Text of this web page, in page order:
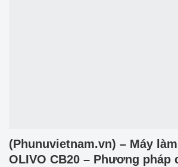
(Phunuvietnam.vn) – Máy
OLIVO CB20 – Phương pháp